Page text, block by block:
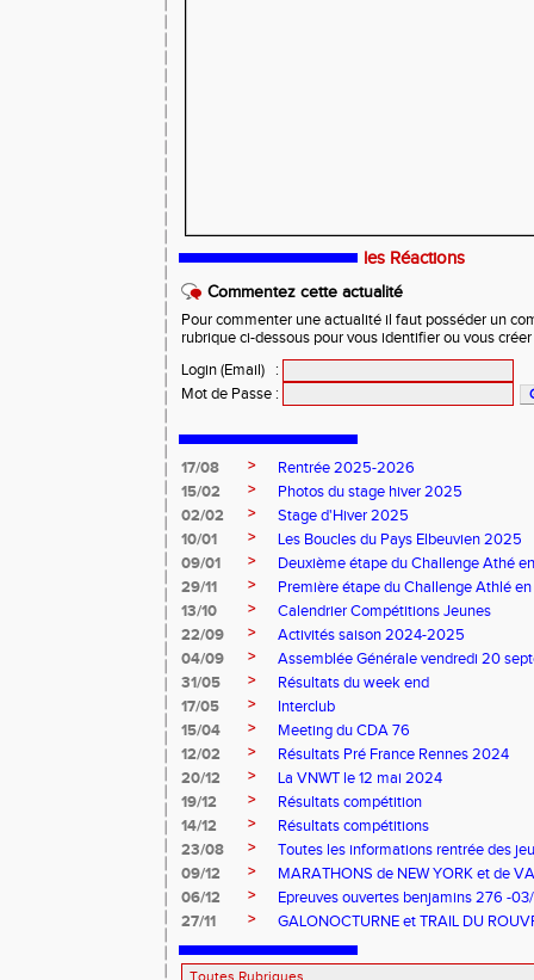
les Réactions
Commentez cette actualité
Pour commenter une actualité il faut posséder un
rubrique ci-dessous pour vous identifier ou vous
Login (Email)
:
Mot de Passe :
17/08 >
Rentrée 2025-2026
15/02
>
Photos du stage hiver 2025
02/02
>
Stage d'Hiver 2025
10/01
>
Les Boucles du Pays Elbeuvien 2025
09/01
>
Deuxième étape du Challenge Athé
29/11
>
Première étape du Challenge Athlé
13/10
>
Calendrier Compétitions Jeunes
22/09
>
Activités saison 2024-2025
04/09
>
Assemblée Générale vendredi 20
31/05
>
Résultats du week end
17/05
>
Interclub
15/04
>
Meeting du CDA 76
12/02
>
Résultats Pré France Rennes 2024
20/12
>
La VNWT le 12 mai 2024
19/12
>
Résultats compétition
14/12
>
Résultats compétitions
23/08
>
Toutes les informations rentrée des
09/12
>
MARATHONS de NEW YORK et de
06/12
>
Epreuves ouvertes benjamins 276 -
27/11
> GALONOCTURNE et TRAIL DU